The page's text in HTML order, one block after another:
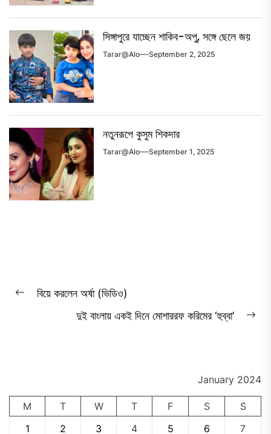
সিঙ্গাপুরে যাচ্ছেন শাকিব-অপু, সঙ্গে ছেলে জয়
Tarar@alo September 2, 2025
নতুনরূপে কুসুম শিকদার
Tarar@alo September 1, 2025
Post
navigation
Previous
বিয়ে করলেন অর্ষা (ভিডিও)
দুই বাংলায় একই দিনে মোশাররফ করিমের ‘হুব্বা’
January 2024
M T W T F S
S
1
2 3 4 5 6 7